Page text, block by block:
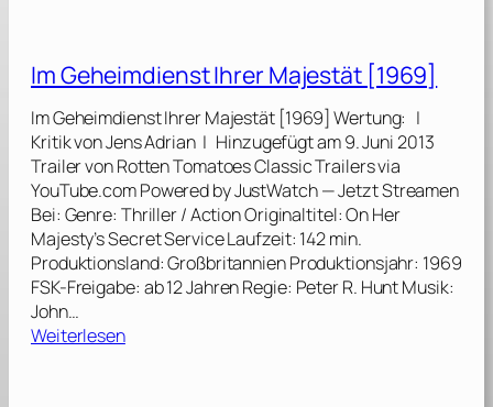
M
a
n
n
m
i
t
d
e
m
o
Im Geheimdienst Ihrer Majestät [1969]
Im Geheimdienst Ihrer Majestät [1969] Wertung: |
Kritik von Jens Adrian | Hinzugefügt am 9. Juni 2013
Trailer von Rotten Tomatoes Classic Trailers via
YouTube.com Powered by JustWatch — Jetzt Streamen
Bei: Genre: Thriller / Action Originaltitel: On Her
Majesty’s Secret Service Laufzeit: 142 min.
Produktionsland: Großbritannien Produktionsjahr: 1969
FSK-Freigabe: ab 12 Jahren Regie: Peter R. Hunt Musik:
John…
Weiterlesen: